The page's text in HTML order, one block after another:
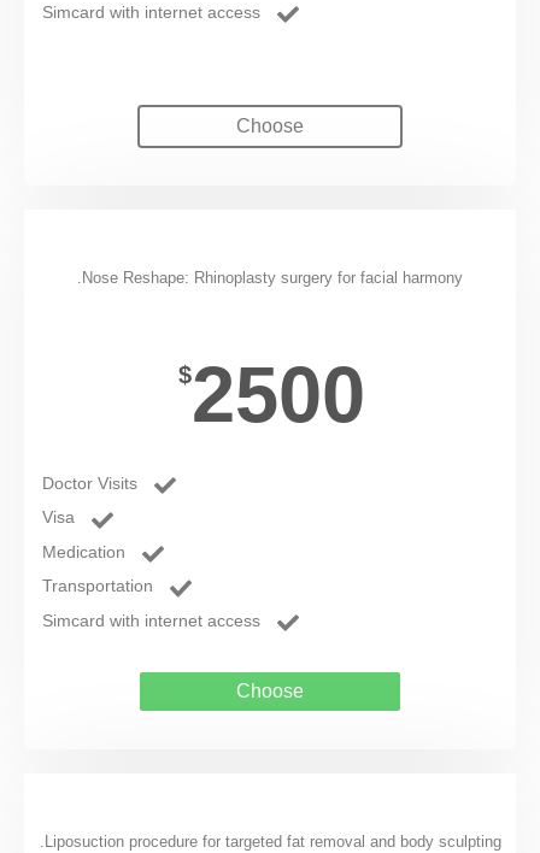
Simcard with internet access
Choose
Nose Reshape: Rhinoplasty surgery for facial harmony.
$2500
Doctor Visits
Visa
Medication
Transportation
Simcard with internet access
Choose
Liposuction procedure for targeted fat removal and body sculpting.